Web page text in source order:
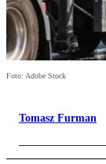
Foto: Adobe Stock
Tomasz Furman